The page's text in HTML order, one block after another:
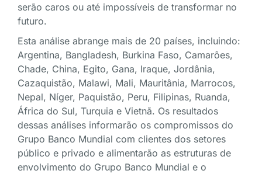
serão caros ou até impossíveis de transformar no
futuro.
Esta análise abrange mais de 20 países, incluindo:
Argentina, Bangladesh, Burkina Faso, Camarões,
Chade, China, Egito, Gana, Iraque, Jordânia,
Cazaquistão, Malawi, Mali, Mauritânia, Marrocos,
Nepal, Níger, Paquistão, Peru, Filipinas, Ruanda,
África do Sul, Turquia e Vietnã. Os resultados
dessas análises informarão os compromissos do
Grupo Banco Mundial com clientes dos setores
público e privado e alimentarão as estruturas de
envolvimento do Grupo Banco Mundial e o